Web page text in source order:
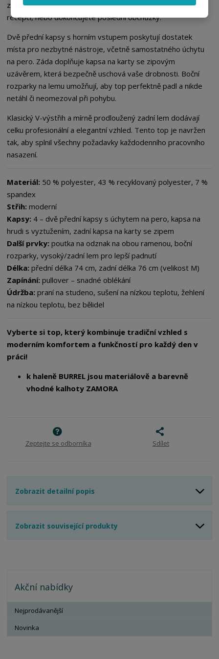
v
í
í
zaručuje volnost pohybu, ať už pečujete o pacienty na
recepci, nebo dokončujete poslední obchůzky.
Dvě přední kapsy s horním vstupem poskytují dostatek
místa pro nezbytné nástroje, včetně samostatného úchytu
na pero. Záda doplňuje kapsa na karty se zipovým
uzávěrem, která bezpečně uschová vaše drobnosti. Boční
rozparky na lemu umožňují, aby top perfektně padl a nikde
netáhl či neomezoval při pohybu.
Klasický V-výstřih a mírně prodloužený zadní lem dodávají
celku profesionální a elegantní vzhled. Tento top je navržen
tak, aby splnil všechny požadavky každodenního pracovního
nasazení.
Materiál: 50 % polyester, 43 % recyklovaný polyester, 7 %
spandex
Střih: moderní
Kapsy: 4 – dvě přední kapsy s úchytem na pero, kapsa na
hrudi s vyztužením, zadní kapsa na karty se zipem
Další prvky: poutka na odznak na obou ramenou, boční
rozparky, vysoký/zadní lem pro lepší padnutí
Délka: přední délka 74 cm, zadní délka 76 cm (velikost M)
Zapínání: pullover – snadné oblékání
Údržba: praní na studeno, sušení na nízkou teplotu, žehlení
na nízkou teplotu, bez bělidel
Vyberte si top, který kombinuje tradiční vzhled s
moderním komfortem a funkčností pro každý den v
práci!
k haleně BURREL jsou materiálově a barevně
vhodné kalhoty ZAMORA
Zeptejte se odborníka Sdílet
Zobrazit detailní popis
Zobrazit související produkty
Akční nabídky
Nejprodávanější
Novinka